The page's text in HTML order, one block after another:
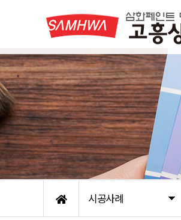
시공사례